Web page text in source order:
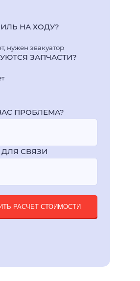
НА ХОДУ?
нужен эвакуатор
ЗАПЧАСТИ?
ПРОБЛЕМА?
СВЯЗИ
РАСЧЕТ СТОИМОСТИ